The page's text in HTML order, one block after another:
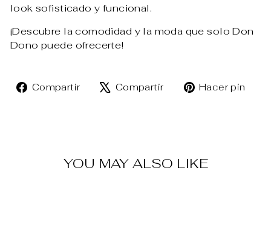
look sofisticado y funcional.
¡Descubre la comodidad y la moda que solo Don
Dono puede ofrecerte!
Compartir
CompartirCompartir
TuitearHacer pin
YOU MAY ALSO LIKE